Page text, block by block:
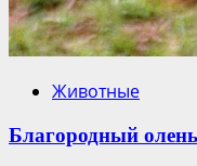
Животные
Благородный олень